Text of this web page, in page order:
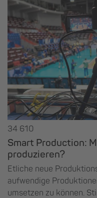
34 610
Smart Production:
produzieren?
Etliche neue
aufwendige
umsetzen zu können.